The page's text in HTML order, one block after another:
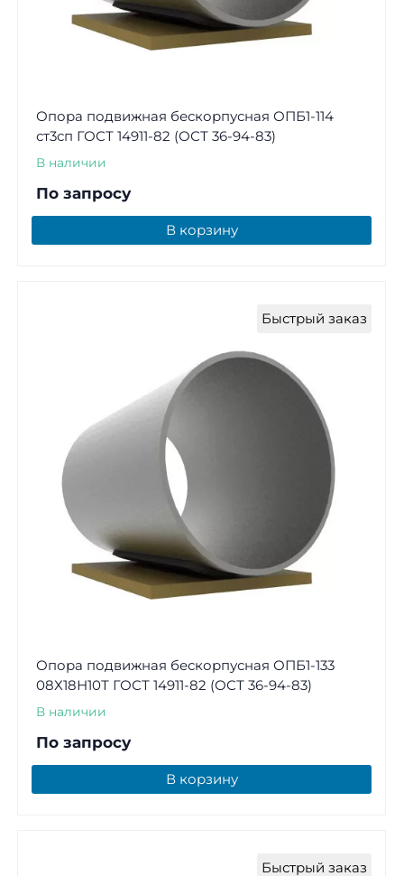
Опора подвижная бескорпусная ОПБ1-114
ст3сп ГОСТ 14911-82 (ОСТ 36-94-83)
В наличии
По запросу
В корзину
Быстрый заказ
Опора подвижная бескорпусная ОПБ1-133
08Х18Н10Т ГОСТ 14911-82 (ОСТ 36-94-83)
В наличии
По запросу
В корзину
Быстрый заказ